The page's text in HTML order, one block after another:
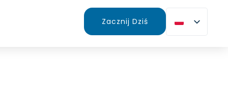
Zacznij Dziś